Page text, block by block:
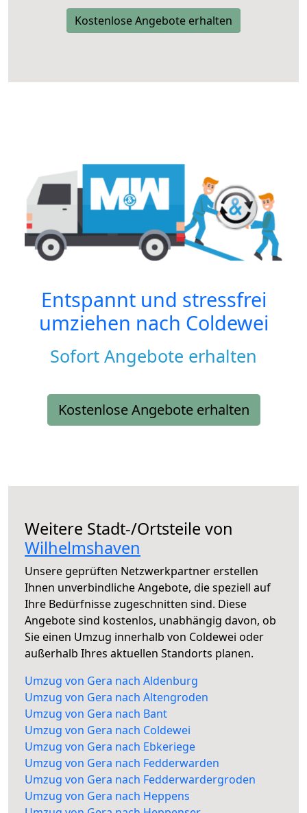
Kostenlose Angebote erhalten
Entspannt und stressfrei
umziehen nach Coldewei
Sofort Angebote erhalten
Kostenlose Angebote erhalten
Weitere Stadt-/Ortsteile von
Wilhelmshaven
Unsere geprüften Netzwerkpartner erstellen
Ihnen unverbindliche Angebote, die speziell auf
Ihre Bedürfnisse zugeschnitten sind. Diese
Angebote sind kostenlos, unabhängig davon, ob
Sie einen Umzug innerhalb von Coldewei oder
außerhalb Ihres aktuellen Standorts planen.
Umzug von Gera nach Aldenburg
Umzug von Gera nach Altengroden
Umzug von Gera nach Bant
Umzug von Gera nach Coldewei
Umzug von Gera nach Ebkeriege
Umzug von Gera nach Fedderwarden
Umzug von Gera nach Fedderwardergroden
Umzug von Gera nach Heppens